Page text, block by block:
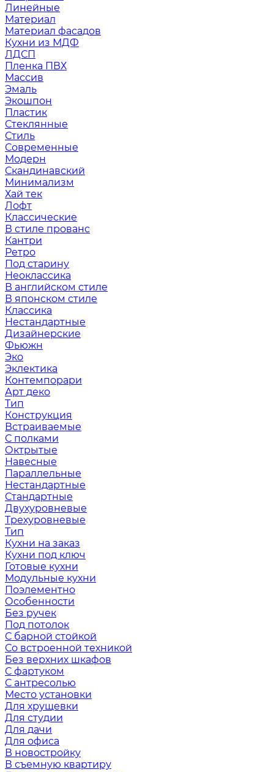
Линейные
Материал
Материал фасадов
Кухни из МДФ
ЛДСП
Пленка ПВХ
Массив
Эмаль
Экошпон
Пластик
Стеклянные
Стиль
Современные
Модерн
Скандинавский
Минимализм
Хай тек
Лофт
Классические
В стиле прованс
Кантри
Ретро
Под старину
Неоклассика
В английском стиле
В японском стиле
Классика
Нестандартные
Дизайнерские
Фьюжн
Эко
Эклектика
Контемпорари
Арт деко
Тип
Конструкция
Встраиваемые
С полками
Октрытые
Навесные
Параллельные
Нестандартные
Стандартные
Двухуровневые
Трехуровневые
Тип
Кухни на заказ
Кухни под ключ
Готовые кухни
Модульные кухни
Поэлементно
Особенности
Без ручек
Под потолок
С барной стойкой
Со встроенной техникой
Без верхних шкафов
С фартуком
С антресолью
Место установки
Для хрущевки
Для студии
Для дачи
Для офиса
В новостройку
В съемную квартиру